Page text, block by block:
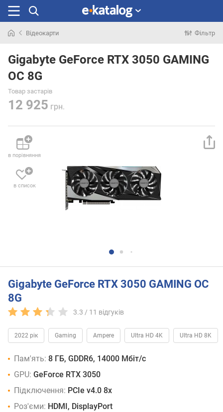
раніше
Відеокарти Фільтр
Gigabyte GeForce RTX 3050 GAMING
OC 8G
Товар застарів
12 925 грн.
в порівняння
в список
Gigabyte GeForce RTX 3050 GAMING OC
8G
3.3 / 11 відгуків
2022 рік Gaming Ampere Ultra HD 4K Ultra HD 8K
Пам'ять: 8 ГБ, GDDR6, 14000 Мбіт/с
GPU: GeForce RTX 3050
Підключення: PCIe v4.0 8x
Роз'єми: HDMI, DisplayPort